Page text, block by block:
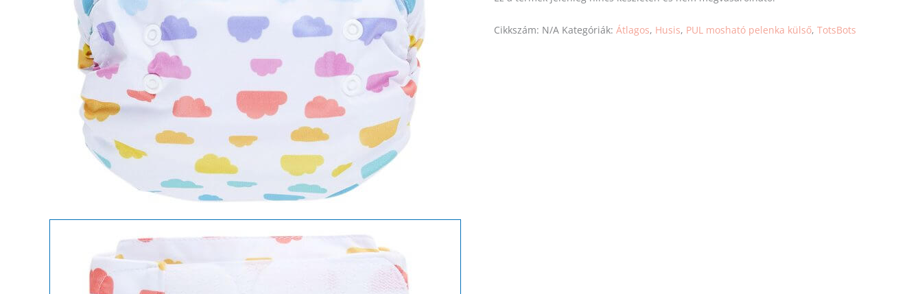
Cikkszám: N/A Kategóriák: Átlagos, Husis, PUL mosható pelenka külső, TotsBots